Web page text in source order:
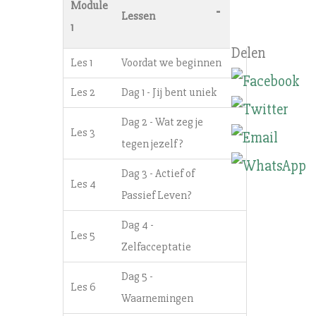
Module
1
Lessen -
Les 1 Voordat we beginnen
Les 2 Dag 1 - Jij bent uniek
Les 3
Dag 2 - Wat zeg je
tegen jezelf?
Les 4
Dag 3 - Actief of
Passief Leven?
Les 5
Dag 4 -
Zelfacceptatie
Les 6
Dag 5 -
Waarnemingen